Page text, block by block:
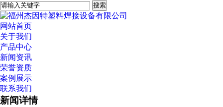
网站首页
关于我们
产品中心
新闻资讯
荣誉资质
案例展示
联系我们
新闻详情